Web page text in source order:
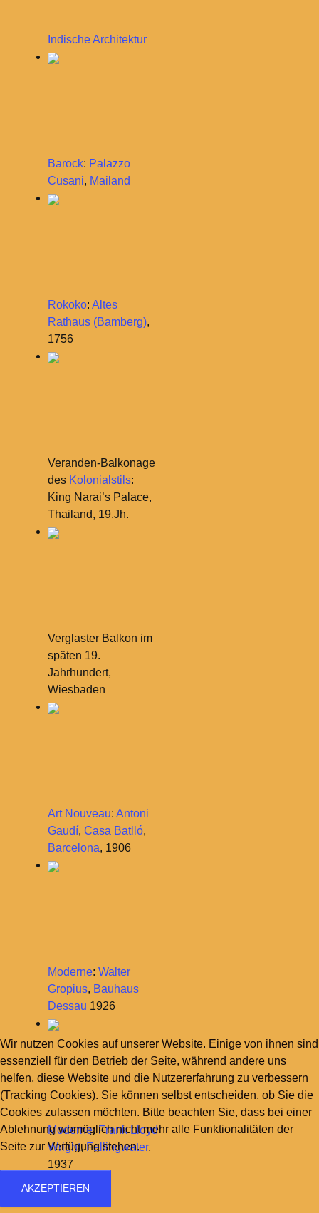
Indische Architektur
Barock: Palazzo
Cusani, Mailand
Rokoko: Altes
Rathaus (Bamberg),
1756
Veranden-Balkonage
des Kolonialstils:
King Narai’s Palace,
Thailand, 19.Jh.
Verglaster Balkon im
späten 19.
Jahrhundert,
Wiesbaden
Art Nouveau: Antoni
Gaudí, Casa Batlló,
Barcelona, 1906
Moderne: Walter
Gropius, Bauhaus
Dessau 1926
Moderne: Frank Lloyd
Wright,Fallingwater,
1937
Wir nutzen Cookies auf unserer Website. Einige von ihnen sind
essenziell für den Betrieb der Seite, während andere uns
helfen, diese Website und die Nutzererfahrung zu verbessern
(Tracking Cookies). Sie können selbst entscheiden, ob Sie die
Cookies zulassen möchten. Bitte beachten Sie, dass bei einer
Ablehnung womöglich nicht mehr alle Funktionalitäten der
Seite zur Verfügung stehen.
AKZEPTIEREN